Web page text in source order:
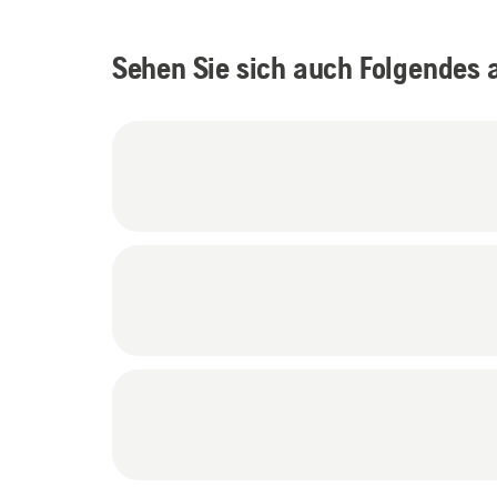
Sehen Sie sich auch Folgendes